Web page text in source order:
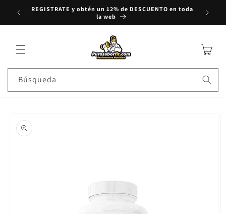
al contenido
REGISTRATE y obtén un 12% de DESCUENTO en toda
la web
Carrito
Búsqueda
a la información del producto